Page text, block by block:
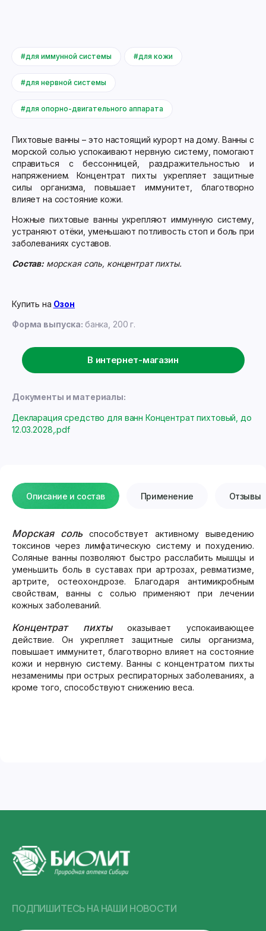
Документы и материалы:
Декларация средство для ванн Концентрат пихтовый, до
12.03.2028,.pdf
#для иммунной системы #для кожи
#для нервной системы
#для опорно-двигательного аппарата
Пихтовые ванны – это настоящий курорт на дому. Ванны с
морской солью успокаивают нервную систему, помогают
справиться с бессонницей, раздражительностью и
напряжением. Концентрат пихты укрепляет защитные
силы организма, повышает иммунитет, благотворно
влияет на состояние кожи.
Ножные пихтовые ванны укрепляют иммунную систему,
устраняют отёки, уменьшают потливость стоп и боль при
заболеваниях суставов.
Состав: морская соль, концентрат пихты.
Купить на Озон
Форма выпуска: банка, 200 г.
В интернет-магазин
Описание и состав Применение Отзывы
Морская сольспособствует активному выведению
токсинов через лимфатическую систему и похудению.
Соляные ванны позволяют быстро расслабить мышцы и
уменьшить боль в суставах при артрозах, ревматизме,
артрите, остеохондрозе. Благодаря антимикробным
свойствам, ванны с солью применяют при лечении
кожных заболеваний.
Концентрат пихтыоказывает успокаивающее
действие. Он укрепляет защитные силы организма,
повышает иммунитет, благотворно влияет на состояние
кожи и нервную систему. Ванны с концентратом пихты
незаменимы при острых респираторных заболеваниях, а
кроме того, способствуют снижению веса.
ПОДПИШИТЕСЬ НА НАШИ НОВОСТИ